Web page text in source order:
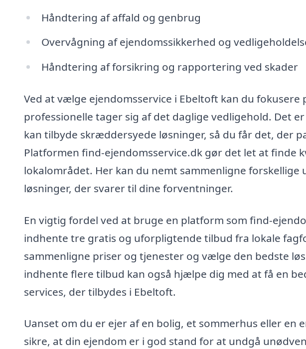
Håndtering af affald og genbrug
Overvågning af ejendomssikkerhed og
Håndtering af forsikring og rapportering ved skader
Ved at vælge ejendomsservice i Ebeltoft kan du fokusere
professionelle tager sig af det daglige vedligehold. Det
kan tilbyde skræddersyede løsninger, så du får det, der
Platformen find-ejendomsservice.dk gør det let at finde
lokalområdet. Her kan du nemt sammenligne
løsninger, der svarer til dine forventninger.
En vigtig fordel ved at bruge en platform som find-
indhente tre gratis og uforpligtende tilbud fra lokale
sammenligne priser og tjenester og vælge den bedste
indhente flere tilbud kan også hjælpe dig med at få en
services, der tilbydes i Ebeltoft.
Uanset om du er ejer af en bolig, et sommerhus eller en
sikre, at din ejendom er i god stand for at undgå